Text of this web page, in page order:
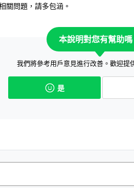
關問題，請多包涵。
本說明對您有幫助嗎
我們將參考用戶意見進行改善。歡迎提
是